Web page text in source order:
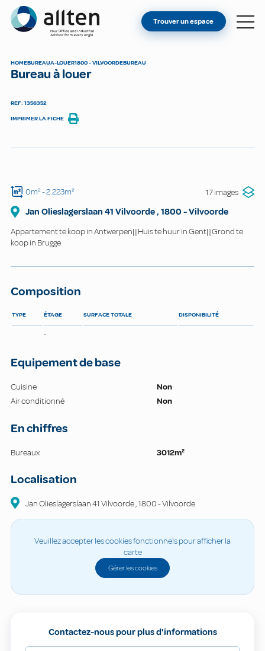
Allten
TROUVER UN ESPACE
Trouver un espace
HOMEBUREAUA-LOUER1800 - VILVOORDEBUREAU
Bureau à louer
REF: 1356352
IMPRIMER LA FICHE
0m²- 2.223m² 17 images
Jan Olieslagerslaan 41 Vilvoorde, 1800 -Vilvoorde
Appartement te koop in Antwerpen|||Huis te huur in Gent|||Grond te
koop in Brugge
Composition
TYPE ÉTAGE SURFACE TOTALE DISPONIBILITÉ
-
Equipement de base
Cuisine
Non
Air conditionné
Non
En chiffres
Bureaux 3012m²
Localisation
Jan Olieslagerslaan 41 Vilvoorde,1800-Vilvoorde
Veuillez accepter les cookies fonctionnels pour afficher la
carte
Gérer les cookies
Contactez-nous pour plus d'informations